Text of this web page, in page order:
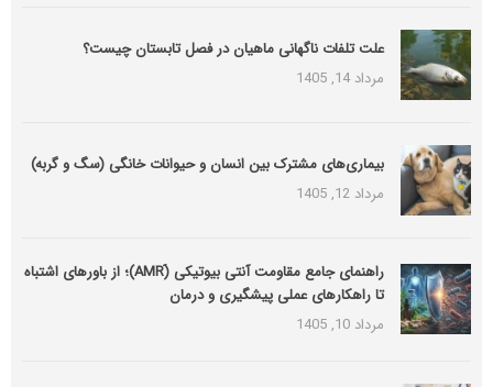
علت تلفات ناگهانی ماهیان در فصل تابستان چیست؟
مرداد 14, 1405
بیماری‌های مشترک بین انسان و حیوانات خانگی (سگ و گربه)
مرداد 12, 1405
راهنمای جامع مقاومت آنتی بیوتیکی (َAMR)؛ از باورهای اشتباه
تا راهکارهای عملی پیشگیری و درمان
مرداد 10, 1405